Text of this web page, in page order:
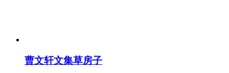
曹文轩文集草房子